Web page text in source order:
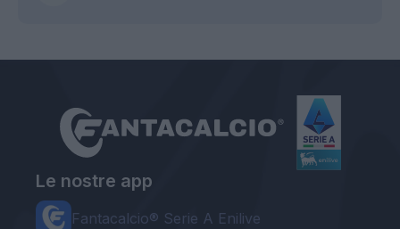
Le nostre app
Fantacalcio® Serie A Enilive